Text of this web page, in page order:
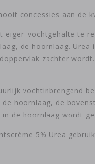
concessies aan
vochtgehalte te
de hoornlaag.
zachter
vochtinbrengend
hoornlaag, de
de hoornlaag wordt
5% Urea